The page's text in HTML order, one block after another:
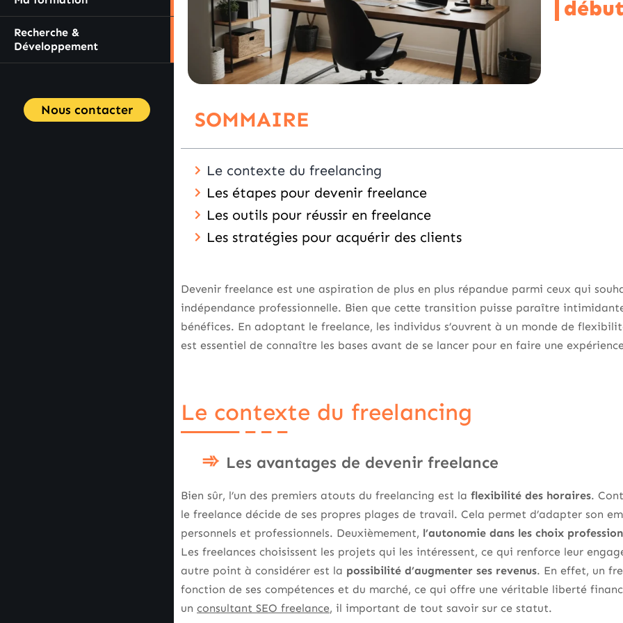
Recherche &
Développement
Nous contacter SOMMAIRE
Le contexte du freelancing
Les étapes pour devenir freelance
Les outils pour réussir en freelance
Les stratégies pour acquérir des clients
Devenir freelance est une aspiration de plus en plus répandue parmi ceux qui
indépendance professionnelle. Bien que cette transition puisse paraître
bénéfices. En adoptant le freelance, les individus s’ouvrent à un monde de
est essentiel de connaître les bases avant de se lancer pour en faire une
Le contexte du freelancing
Les avantages de devenir freelance
Bien sûr, l’un des premiers atouts du freelancing est la flexibilité des horaires.
le freelance décide de ses propres plages de travail. Cela permet d’adapter son
personnels et professionnels. Deuxièmement, l’autonomie dans les choix
Les freelances choisissent les projets qui les intéressent, ce qui renforce leur
autre point à considérer est la possibilité d’augmenter ses revenus. En effet, un
fonction de ses compétences et du marché, ce qui offre une véritable liberté
un consultant SEO freelance, il important de tout savoir sur ce statut.